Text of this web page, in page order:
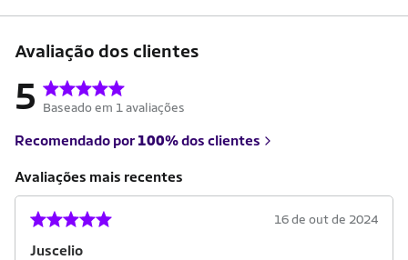
Avaliação dos clientes
5 Baseado em 1 avaliações
Recomendado por 100%dos clientes
Avaliações mais recentes
Juscelio
16 de out de 2024